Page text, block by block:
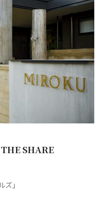
SHARE
ズ」